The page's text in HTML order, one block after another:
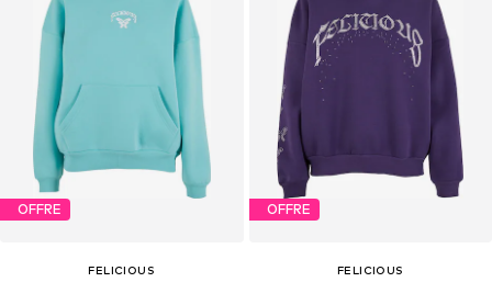
OFFRE
FELICIOUS
OFFRE
FELICIOUS